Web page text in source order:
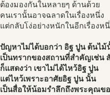
ต้องมองกันในหลายๆ ด้านด้วย
คนเรานั้นอาจฉลาดในเรื่องหนึ่ง
แต่กลับโง่อย่างหนักในอีกเรื่องห
ปัญหาไม่ได้บอกว่า อิฐ ปูน ต้นไม้
เป็นทรากของสถานที่สำคัญเช่น
ก็แสดงว่า เขาไม่ได้ไหว้อิฐ ปูน
แต่ไหว้เพราะอาศัยอิฐ ปูน นั้น
เป็นสื่อให้น้อมรำลึกถึงพระคุณข